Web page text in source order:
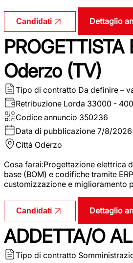
Candidati Dettaglio
Oderzo (TV)
Tipo di contratto Da definire –
Retribuzione Lorda 33000 -
Codice annuncio 350236
Data di pubblicazione 7/8/2026
Città Oderzo
Cosa farai:Progettazione elettrica
base (BOM) e codifiche tramite
customizzazione e miglioramento
Candidati Dettaglio
ADDETTA/O
Tipo di contratto